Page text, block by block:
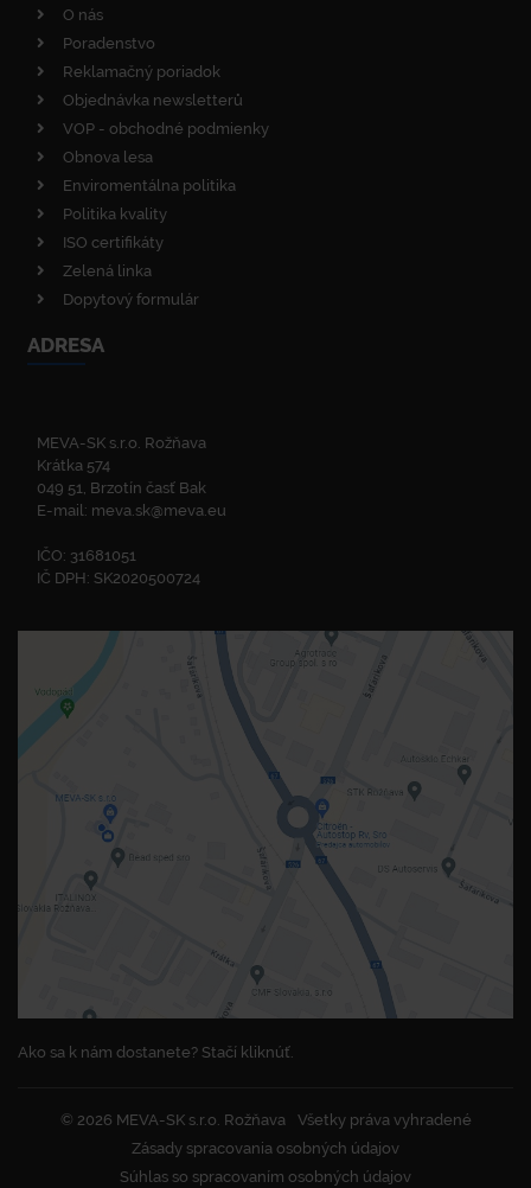
O nás
Poradenstvo
Reklamačný poriadok
Objednávka newsletterů
VOP - obchodné podmienky
Obnova lesa
Enviromentálna politika
Politika kvality
ISO certifikáty
Zelená linka
Dopytový formulár
ADRESA
MEVA-SK s.r.o. Rožňava
Krátka 574
049 51, Brzotín časť Bak
E-mail: meva.sk@meva.eu
IČO: 31681051
IČ DPH: SK2020500724
Ako sa k nám dostanete? Stačí kliknúť.
© 2026 MEVA-SK s.r.o. Rožňava
Všetky práva vyhradené
Zásady spracovania osobných údajov
Súhlas so spracovaním osobných údajov